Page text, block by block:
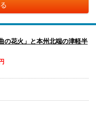
の花火」と本州北端の津軽半